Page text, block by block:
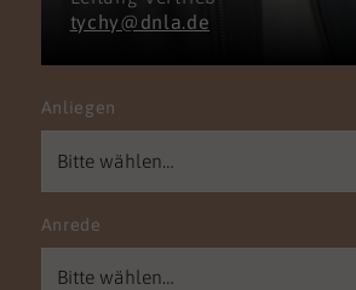
tychy@dnla.de
Anliegen
Anrede